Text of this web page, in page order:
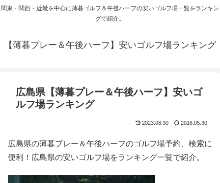
関東・関西・近畿を中心に薄暮ゴルフ＆午後ハーフの安いゴルフ場一覧をランキン
グで紹介。
【薄暮プレー＆午後ハーフ】安いゴルフ場ランキング
広島県【薄暮プレー＆午後ハーフ】安いゴ
ルフ場ランキング
2023.08.30 2016.05.30
広島県の薄暮プレー＆午後ハーフのゴルフ場予約、検索に
便利！広島県の安いゴルフ場をランキング一覧で紹介。